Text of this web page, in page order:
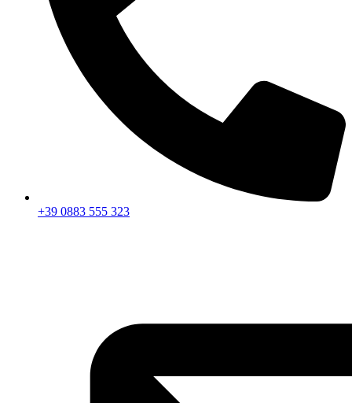
+39 0883 555 323